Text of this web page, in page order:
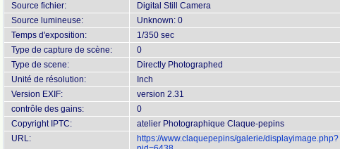
Source fichier:
Digital Still Camera
Source lumineuse:
Unknown: 0
Temps d'exposition:
1/350 sec
Type de capture de scène:
0
Type de scene:
Directly Photographed
Unité de résolution:
Inch
Version EXIF:
version 2.31
contrôle des gains:
0
Copyright IPTC:
atelier Photographique Claque-pepins
URL:
https://www.claquepepins/galerie/displayimage.php?